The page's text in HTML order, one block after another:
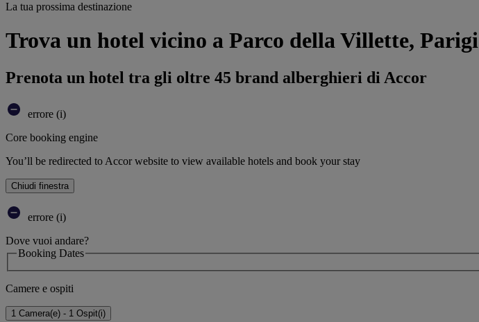
La tua prossima destinazione
Trova un hotel vicino a Parco della Villette, Parigi
Prenota un hotel tra gli oltre 45 brand alberghieri di Accor
errore (i)
Core booking engine
You’ll be redirected to Accor website to view available hotels and book your stay
Chiudi finestra
errore (i)
Dove vuoi andare?
Booking Dates
Camere e ospiti
1 Camera(e) - 1 Ospit(i)